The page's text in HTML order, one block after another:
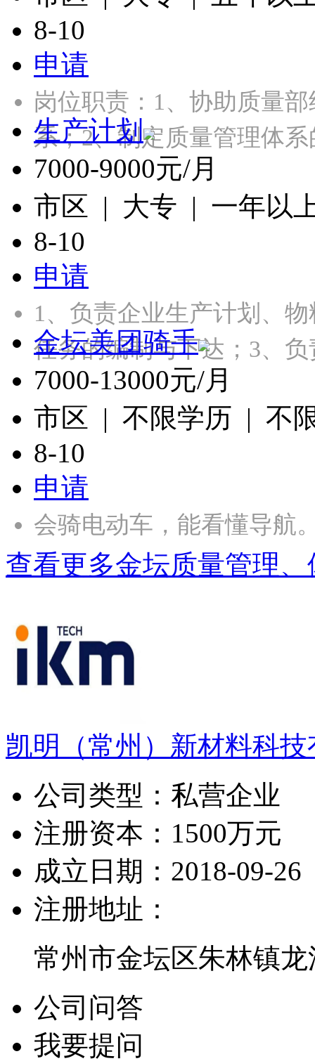
8-10
申请
岗位职责：1、协助质量
系；2、制定质量管理体
生产计划
7000-9000元/月
市区 | 大专 | 一年以
8-10
申请
1、负责企业生产计划、
任务的编制与下达；3、
金坛美团骑手
7000-13000元/月
市区 | 不限学历 | 不
8-10
申请
会骑电动车，能看懂导
查看更多金坛质量管理
凯明（常州）新材料科
公司类型： 私营企业
注册资本： 1500万元
成立日期： 2018-09-26
注册地址：
常州市金坛区朱林镇
公司问答
我要提问